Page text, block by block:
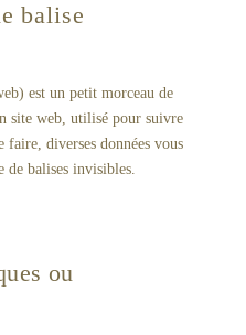
balise
est un petit morceau de
site web, utilisé pour suivre
diverses données vous
de balises invisibles.
ou